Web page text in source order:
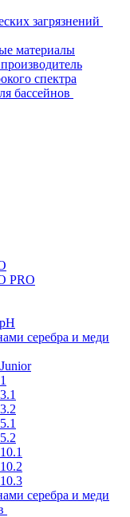
загрязнений
материалы
спектра
бассейнов
PRO
серебра и меди
серебра и меди